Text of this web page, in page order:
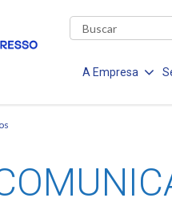
A Empresa